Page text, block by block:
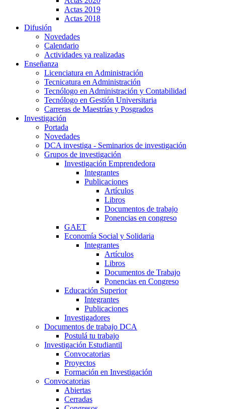
Actas 2019
Actas 2018
Difusión
Novedades
Calendario
Actividades ya realizadas
Enseñanza
Licenciatura en Administración
Tecnicatura en Administración
Tecnólogo en Administración y Contabilidad
Tecnólogo en Gestión Universitaria
Carreras de Maestrías y Posgrados
Investigación
Portada
Novedades
DCA investiga - Seminarios de investigación
Grupos de investigación
Investigación Emprendedora
Integrantes
Publicaciones
Artículos
Libros
Documentos de trabajo
Ponencias en congreso
GAET
Economía Social y Solidaria
Integrantes
Artículos
Libros
Documentos de Trabajo
Ponencias en Congreso
Educación Superior
Integrantes
Publicaciones
Investigadores
Documentos de trabajo DCA
Postulá tu trabajo
Investigación Estudiantil
Convocatorias
Proyectos
Formación en Investigación
Convocatorias
Abiertas
Cerradas